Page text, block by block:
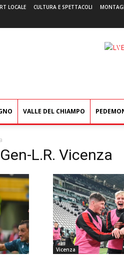
LOCALE CULTURA E SPETTACOLI
VALLE DEL CHIAMPO
L.R. Vicenza
Vicenza